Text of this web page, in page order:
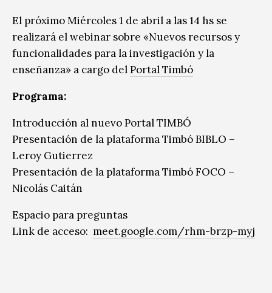
El próximo Miércoles 1 de abril a las 14 hs se
realizará el webinar sobre «Nuevos recursos y
funcionalidades para la investigación y la
enseñanza» a cargo delPortal Timbó
Programa:
Introducción al nuevo Portal TIMBÓ
Presentación de la plataforma Timbó BIBLO –
Leroy Gutierrez
Presentación de la plataforma Timbó FOCO –
Nicolás Caitán
Espacio para preguntas
Link de acceso: meet.google.com/rhm-brzp-myj